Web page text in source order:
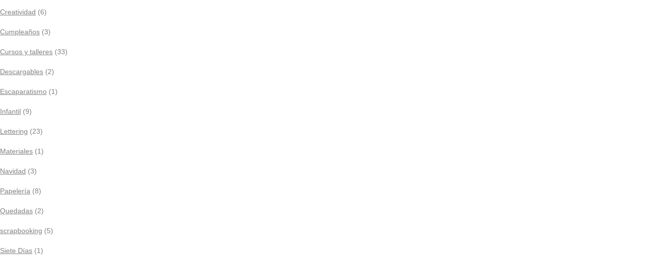
Creatividad (6)
Cumpleaños (3)
Cursos y talleres (33)
Descargables (2)
Escaparatismo (1)
Infantil (9)
Lettering (23)
Materiales (1)
Navidad (3)
Papelería (8)
Quedadas (2)
scrapbooking (5)
Siete Días (1)